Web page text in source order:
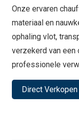
Onze ervaren
materiaal en
ophaling vlot,
verzekerd van een
professionele
Direct Verkopen